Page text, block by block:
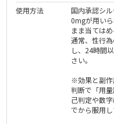
使用方法
国内承認シ
0mgが用い
まま当ては
通常、性行
し、24時間
さい。
※効果と副作
判断で「用
己判定や数
でから服用し